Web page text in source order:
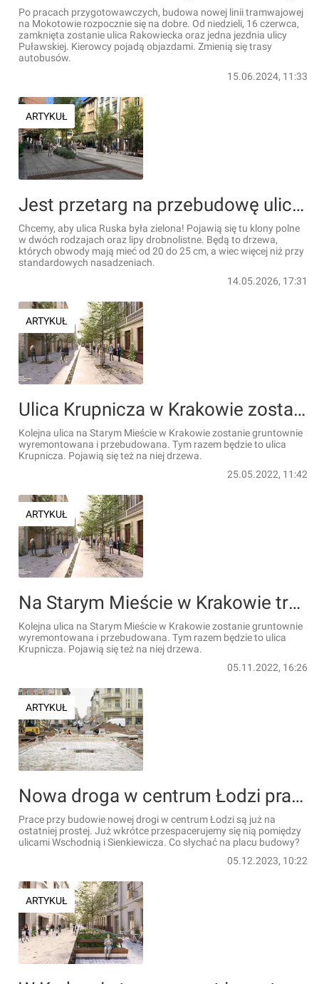
Po pracach przygotowawczych, budowa nowej linii tramwajowej
na Mokotowie rozpocznie się na dobre. Od niedzieli, 16 czerwca,
zamknięta zostanie ulica Rakowiecka oraz jedna jezdnia ulicy
Puławskiej. Kierowcy pojadą objazdami. Zmienią się trasy
autobusów.
15.06.2024, 11:33
ARTYKUŁ
Jest przetarg na przebudowę ulicy Ruskiej na wrocławskim Starym Mieście [WIZUALIZACJE]
Chcemy, aby ulica Ruska była zielona! Pojawią się tu klony polne
w dwóch rodzajach oraz lipy drobnolistne. Będą to drzewa,
których obwody mają mieć od 20 do 25 cm, a wiec więcej niż przy
standardowych nasadzeniach.
14.05.2026, 17:31
ARTYKUŁ
Ulica Krupnicza w Krakowie zostanie gruntownie wyremontowana i przebudowana. Trwają już prace [ZDJĘCIA + WIZUALIZACJE]
Kolejna ulica na Starym Mieście w Krakowie zostanie gruntownie
wyremontowana i przebudowana. Tym razem będzie to ulica
Krupnicza. Pojawią się też na niej drzewa.
25.05.2022, 11:42
ARTYKUŁ
Na Starym Mieście w Krakowie trwa remont i gruntowna przebudowa ulicy Krupniczej [ZDJĘCIA + WIZUALIZACJE]
Kolejna ulica na Starym Mieście w Krakowie zostanie gruntownie
wyremontowana i przebudowana. Tym razem będzie to ulica
Krupnicza. Pojawią się też na niej drzewa.
05.11.2022, 16:26
ARTYKUŁ
Nowa droga w centrum Łodzi prawie gotowa. Połączy ulice Wschodnią i Sienkiewicza [ZDJĘCIA]
Prace przy budowie nowej drogi w centrum Łodzi są już na
ostatniej prostej. Już wkrótce przespacerujemy się nią pomiędzy
ulicami Wschodnią i Sienkiewicza. Co słychać na placu budowy?
05.12.2023, 10:22
ARTYKUŁ